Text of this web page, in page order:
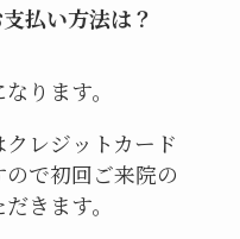
払い方法は？
ります。
レジットカード
で初回ご来院の
きます。